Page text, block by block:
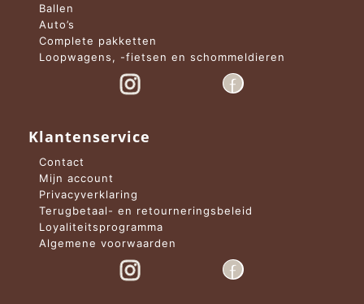
Ballen
Auto’s
Complete pakketten
Loopwagens, -fietsen en schommeldieren
Klantenservice
Contact
Mijn account
Privacyverklaring
Terugbetaal- en retourneringsbeleid
Loyaliteitsprogramma
Algemene voorwaarden